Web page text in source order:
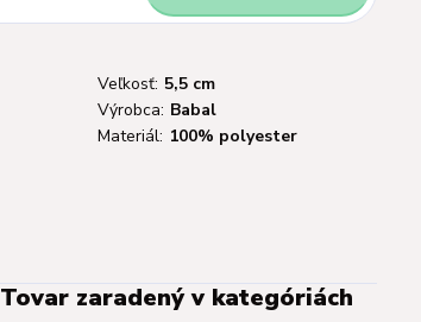
Veľkosť: 5,5 cm
Výrobca: Babal
Materiál: 100% polyester
Tovar zaradený v kategóriách